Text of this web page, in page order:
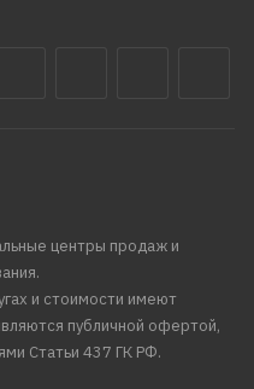
центры продаж и
и стоимости имеют
публичной офертой,
Статьи 437 ГК РФ.